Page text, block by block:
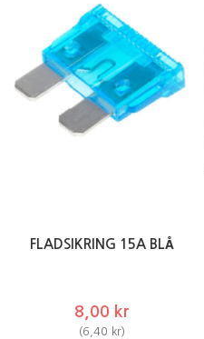
FLADSIKRING 15A BLÅ
8,00 kr
(6,40 kr)